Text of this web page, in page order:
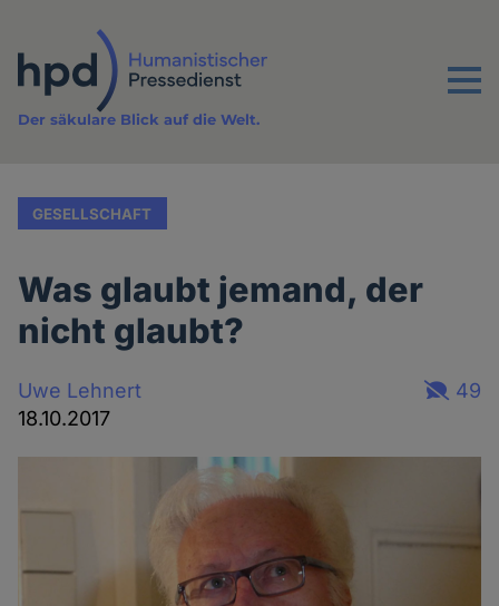
Inhalt
Menu
Der säkulare Blick auf die Welt.
GESELLSCHAFT
Was glaubt jemand, der
nicht glaubt?
Uwe Lehnert
18.10.2017
49